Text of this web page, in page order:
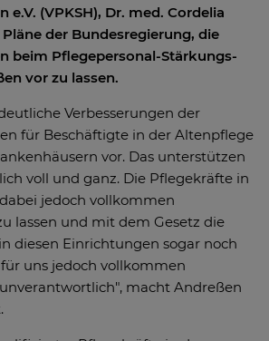
e.V. (VPKSH), Dr. med. Cordelia
der Bundesregierung, die
beim Pflegepersonal-Stärkungs-
vor zu lassen.
Verbesserungen der
für Beschäftigte in der Altenpflege
vor. Das unterstützen
voll und ganz. Die Pflegekräfte in
jedoch vollkommen
lassen und mit dem Gesetz die
diesen Einrichtungen sogar noch
uns jedoch vollkommen
macht Andreßen